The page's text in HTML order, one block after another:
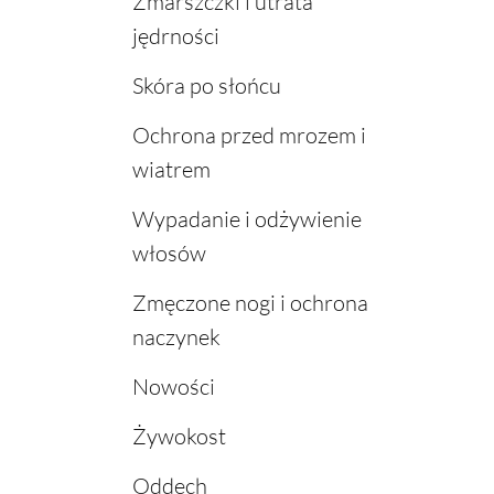
jędrności
Skóra po słońcu
Ochrona przed mrozem i
wiatrem
Wypadanie i odżywienie
włosów
Zmęczone nogi i ochrona
naczynek
Nowości
Żywokost
Oddech